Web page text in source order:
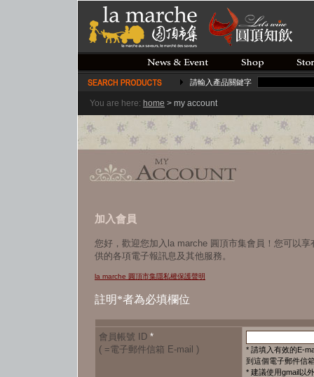
請輸入產品關鍵字
You are here: home > my account
加入會員
您好，歡迎您加入la marche 圓頂市集會員！您可以
供的各項電子報訊息及其他服務。
la marche 圓頂市集隱私權保護聲明
註明*者為必填欄位
會員帳號 ID *
( =電子郵件信箱 E-mail )
* 請填入有效的E-
到這個電子郵件信
* 建議使用gmail以